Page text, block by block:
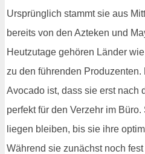
Ursprünglich stammt sie aus
bereits von den Azteken und
Heutzutage gehören Länder
zu den führenden
Avocado ist, dass sie erst nach
perfekt für den Verzehr im
liegen bleiben, bis sie ihre
Während sie zunächst noch